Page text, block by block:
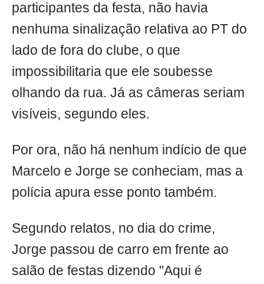
participantes da festa, não havia
nenhuma sinalização relativa ao PT do
lado de fora do clube, o que
impossibilitaria que ele soubesse
olhando da rua. Já as câmeras seriam
visíveis, segundo eles.
Por ora, não há nenhum indício de que
Marcelo e Jorge se conheciam, mas a
polícia apura esse ponto também.
Segundo relatos, no dia do crime,
Jorge passou de carro em frente ao
salão de festas dizendo "Aqui é